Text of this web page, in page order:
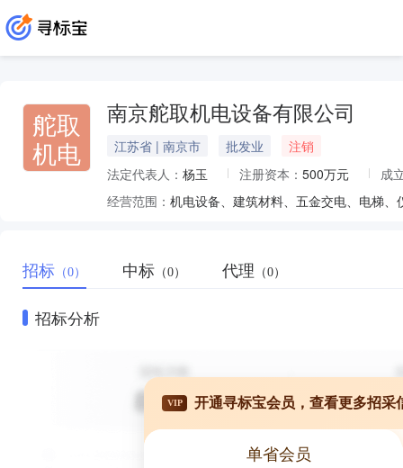
舵取
机电
南京舵取机电设备有限公司
江苏省 | 南京市 批发业
注销
法定代表人： 杨玉 注册资本： 500万元
成
经营范围：
招标 （0） 中标 （0） 代理 （0）
招标分析
VIP 开通寻标宝会员，查看更多招采
单省会员